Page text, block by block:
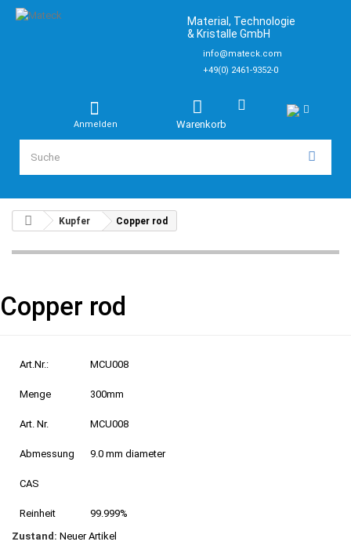
Material, Technologie
& Kristalle GmbH
info@mateck.com
+49(0) 2461-9352-0
Warenkorb
Anmelden
Kupfer Copper rod
Copper rod
Art.Nr.: MCU008
Menge 300mm
Art. Nr. MCU008
Abmessung 9.0 mm diameter
CAS
Reinheit
99.999%
Zustand: Neuer Artikel